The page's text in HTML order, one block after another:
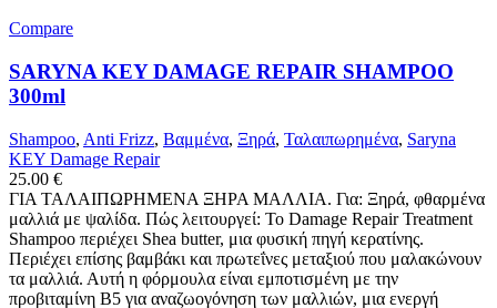
Compare
SARYNA KEY DAMAGE REPAIR SHAMPOO
300ml
Shampoo, Anti Frizz, Βαμμένα, Ξηρά, Ταλαιπωρημένα, Saryna
KEY Damage Repair
25.00 €
ΓΙΑ ΤΑΛΑΙΠΩΡΗΜΕΝΑ ΞΗΡΑ ΜΑΛΛΙΑ. Για: Ξηρά, φθαρμένα
μαλλιά με ψαλίδα. Πώς λειτουργεί: Το Damage Repair Treatment
Shampoo περιέχει Shea butter, μια φυσική πηγή κερατίνης.
Περιέχει επίσης βαμβάκι και πρωτεΐνες μεταξιού που μαλακώνουν
τα μαλλιά. Αυτή η φόρμουλα είναι εμποτισμένη με την
προβιταμίνη Β5 για αναζωογόνηση των μαλλιών, μια ενεργή